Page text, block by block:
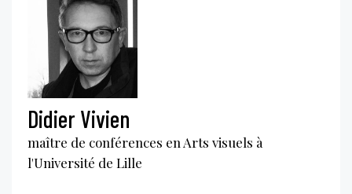
Didier Vivien
maître de conférences en Arts visuels à
l'Université de Lille